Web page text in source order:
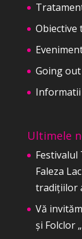
Obiective
Going out
Ultimele
Faleza
tradițiilor
Vă
și Folclor